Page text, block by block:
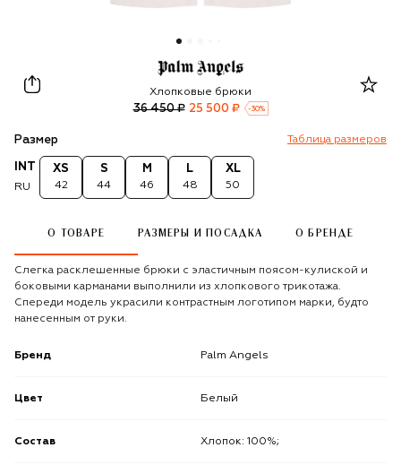
Palm Angels
Хлопковые брюки
36 450 ₽ 25 500 ₽ -30%
Размер Таблица размеров
INT
RU
XS
42
S
44
M
46
L
48
XL
50
О ТОВАРЕ РАЗМЕРЫ И ПОСАДКА О БРЕНДЕ
Слегка расклешенные брюки с эластичным поясом-кулиской и
боковыми карманами выполнили из хлопкового трикотажа.
Спереди модель украсили контрастным логотипом марки, будто
нанесенным от руки.
Бренд Palm Angels
Цвет Белый
Состав Хлопок: 100%;